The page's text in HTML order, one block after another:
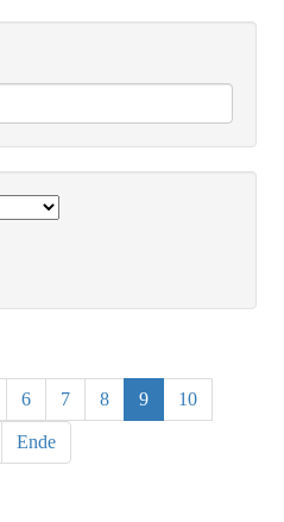
6 7 8 9 10
Ende